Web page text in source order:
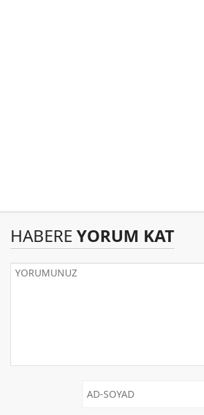
HABERE YORUM KAT